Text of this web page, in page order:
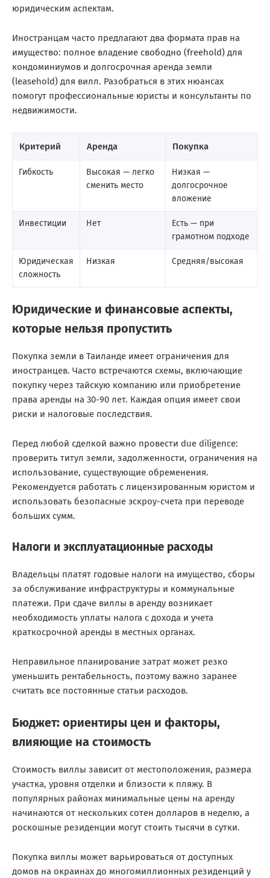
юридическим аспектам.
Иностранцам часто предлагают два формата прав на
имущество: полное владение свободно (freehold) для
кондоминиумов и долгосрочная аренда земли
(leasehold) для вилл. Разобраться в этих нюансах
помогут профессиональные юристы и консультанты по
недвижимости.
Критерий Аренда Покупка
Гибкость
Высокая — легко
сменить место
Низкая —
долгосрочное
вложение
Инвестиции Нет
Есть — при
грамотном подходе
Юридическая
сложность
Низкая Средняя/высокая
Юридические и финансовые аспекты,
которые нельзя пропустить
Покупка земли в Таиланде имеет ограничения для
иностранцев. Часто встречаются схемы, включающие
покупку через тайскую компанию или приобретение
права аренды на 30-90 лет. Каждая опция имеет свои
риски и налоговые последствия.
Перед любой сделкой важно провести due diligence:
проверить титул земли, задолженности, ограничения на
использование, существующие обременения.
Рекомендуется работать с лицензированным юристом и
использовать безопасные эскроу-счета при переводе
больших сумм.
Налоги и эксплуатационные расходы
Владельцы платят годовые налоги на имущество, сборы
за обслуживание инфраструктуры и коммунальные
платежи. При сдаче виллы в аренду возникает
необходимость уплаты налога с дохода и учета
краткосрочной аренды в местных органах.
Неправильное планирование затрат может резко
уменьшить рентабельность, поэтому важно заранее
считать все постоянные статьи расходов.
Бюджет: ориентиры цен и факторы,
влияющие на стоимость
Стоимость виллы зависит от местоположения, размера
участка, уровня отделки и близости к пляжу. В
популярных районах минимальные цены на аренду
начинаются от нескольких сотен долларов в неделю, а
роскошные резиденции могут стоить тысячи в сутки.
Покупка виллы может варьироваться от доступных
домов на окраинах до многомиллионных резиденций у